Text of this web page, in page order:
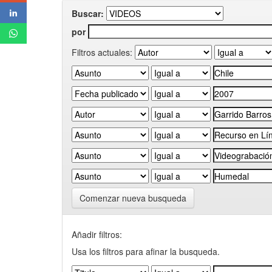
Buscar:
por
Filtros actuales:
Comenzar nueva busqueda
Añadir filtros:
Usa los filtros para afinar la busqueda.